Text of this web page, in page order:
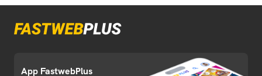
App FastwebPlus